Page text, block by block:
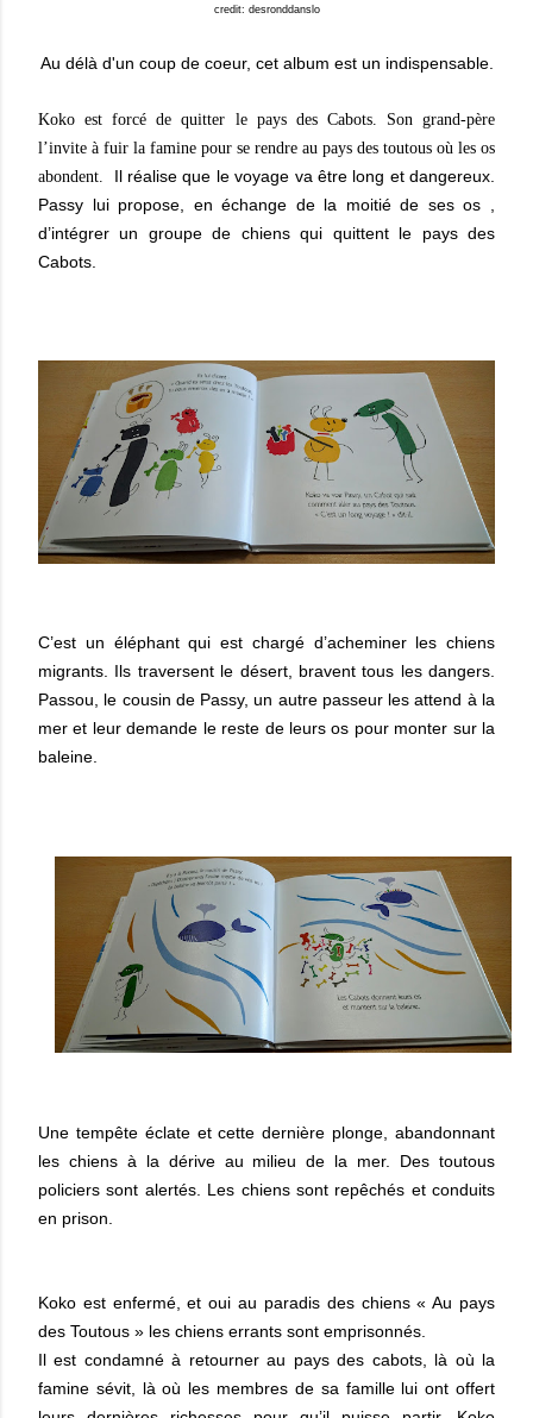
credit: desronddanslo
Au délà d'un coup de coeur, cet album est un indispensable.
Koko est forcé de quitter le pays des Cabots. Son grand-père
l’invite à fuir la famine pour se rendre au pays des toutous où les os
abondent.
Il réalise que le voyage va être long et dangereux.
Passy lui propose, en échange de la moitié de ses os ,
d’intégrer un groupe de chiens qui quittent le pays des
Cabots.
C’est un éléphant qui est chargé d’acheminer les chiens
migrants. Ils traversent le désert, bravent tous les dangers.
Passou, le cousin de Passy, un autre passeur les attend à la
mer et leur demande le reste de leurs os pour monter sur la
baleine.
Une tempête éclate et cette dernière plonge, abandonnant
les chiens à la dérive au milieu de la mer. Des toutous
policiers sont alertés. Les chiens sont repêchés et conduits
en prison.
Koko est enfermé, et oui au paradis des chiens « Au pays
des Toutous » les chiens errants sont emprisonnés.
Il est condamné à retourner au pays des cabots, là où la
famine sévit, là où les membres de sa famille lui ont offert